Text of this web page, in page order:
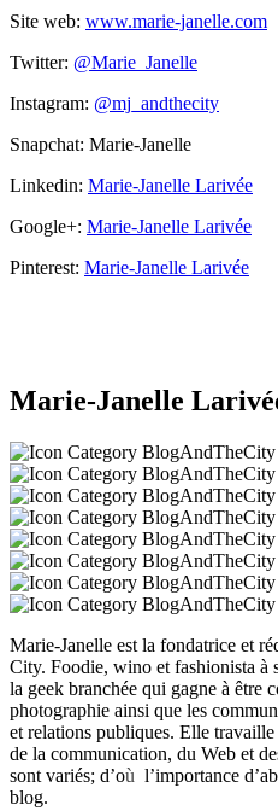
Site web: www.marie-janelle.com
Twitter: @Marie_Janelle
Instagram: @mj_andthecity
Snapchat: Marie-Janelle
Linkedin: Marie-Janelle Larivée
Google+: Marie-Janelle Larivée
Pinterest: Marie-Janelle Larivée
Marie-Janelle
Marie-Janelle est la fondatrice et
City. Foodie, wino et fashionista à
la geek branchée qui gagne à être
photographie ainsi que les
et relations publiques. Elle
de la communication, du Web et
sont variés; d’où l’importance
blog.